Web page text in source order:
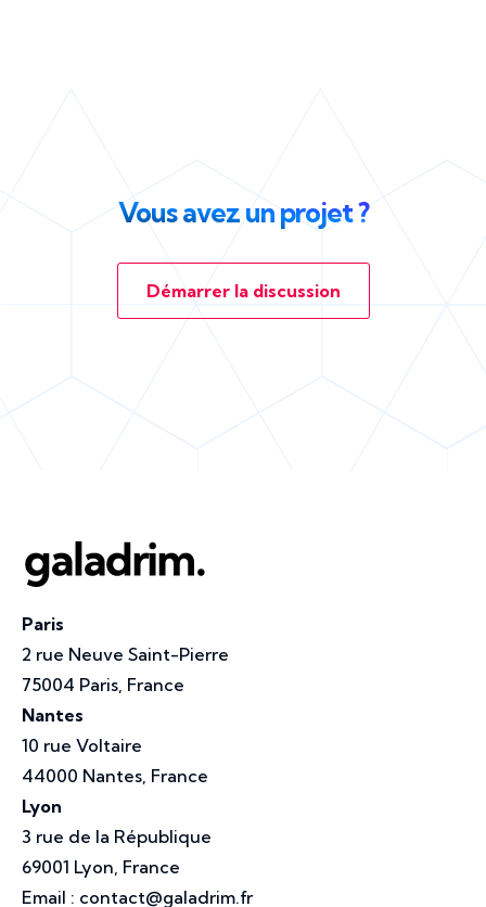
Vous avez un projet ?
Démarrer la discussion
Paris
2 rue Neuve Saint-Pierre
75004 Paris, France
Nantes
10 rue Voltaire
44000 Nantes, France
Lyon
3 rue de la République
69001 Lyon, France
Email : contact@galadrim.fr